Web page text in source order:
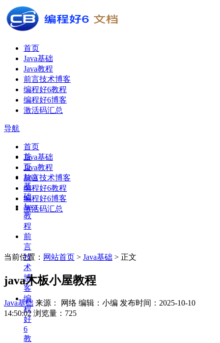
首页
Java基础
Java教程
前言技术博客
编程好6教程
编程好6博客
激活码汇总
导航
首
页
Java
基
础
Java
教
程
前
言
技
术
博
客
编
程
好
6
教
首页
Java基础
Java教程
前言技术博客
编程好6教程
编程好6博客
激活码汇总
当前位置： 网站首页 > Java基础 > 正文
java木板小屋教程
Java基础 来源： 网络 编辑：小编 发布时间：2025-10-10
14:50:02 浏览量：725